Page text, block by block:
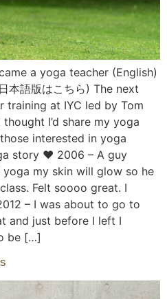
a yoga teacher (English)
語版はこちら) The next
training at IYC led by Tom
I’d share my yoga
interested in yoga
story ❤️ 2006 – A guy
my skin will glow so he
Felt soooo great. I
– I was about to go to
and just before I left I
be […]